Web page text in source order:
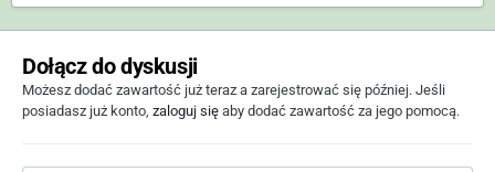
Dołącz do dyskusji
Możesz dodać zawartość już teraz a zarejestrować się później. Jeśli
posiadasz już konto, zaloguj się aby dodać zawartość za jego pomocą.